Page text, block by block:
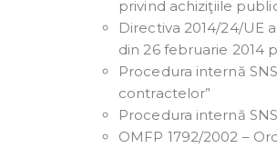
privind achiziţiile
Directiva 2014/24/UE
din 26 februarie 2014
Procedura internă
contractelor”
Procedura internă
OMFP 1792/2002 –